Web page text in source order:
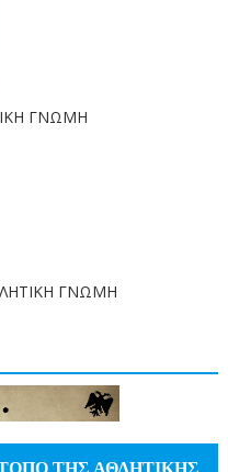
ΓΝΩΜΗ
ΓΝΩΜΗ